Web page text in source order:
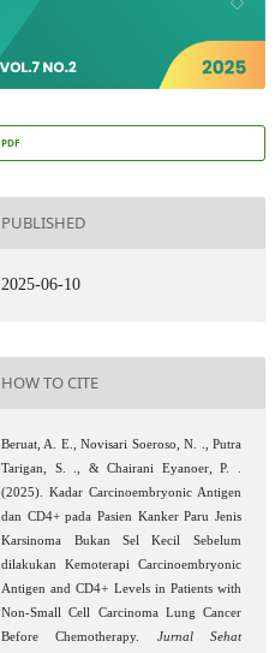
PDF
PUBLISHED
2025-06-10
HOW TO CITE
Beruat, A. E., Novisari Soeroso, N. ., Putra
Tarigan, S. ., & Chairani Eyanoer, P. .
(2025). Kadar Carcinoembryonic Antigen
dan CD4+ pada Pasien Kanker Paru Jenis
Karsinoma Bukan Sel Kecil Sebelum
dilakukan Kemoterapi Carcinoembryonic
Antigen and CD4+ Levels in Patients with
Non-Small Cell Carcinoma Lung Cancer
Before Chemotherapy. Jurnal Sehat